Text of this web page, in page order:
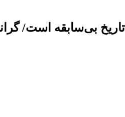
درصد گران شده که در تاریخ